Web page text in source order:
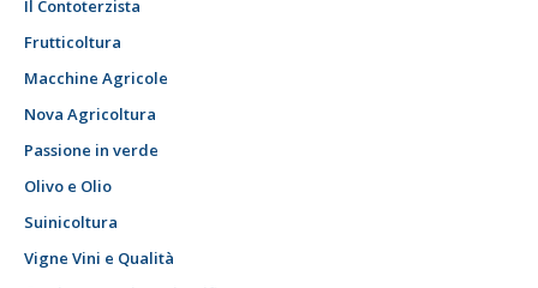
Il Contoterzista
Frutticoltura
Macchine Agricole
Nova Agricoltura
Passione in verde
Olivo e Olio
Suinicoltura
Vigne Vini e Qualità